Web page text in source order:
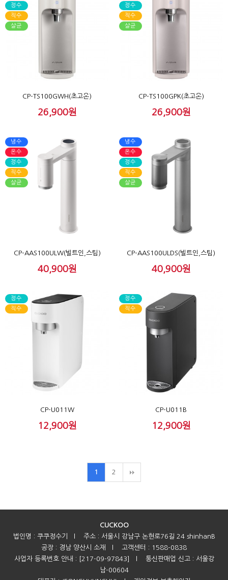
CP-TS100GWH(초고온)
26,900원
정수
직수
살균
CP-TS100GPK(초고온)
26,900원
정수
직수
살균
CP-AAS100ULW(빌트인,스팀)
40,900원
냉수
온수
정수
직수
살균
CP-AAS100ULDS(빌트인,스팀)
40,900원
냉수
온수
정수
직수
살균
CP-U011W
12,900원
정수
직수
CP-U011B
12,900원
정수
직수
1 2
CUCKOO
법인명 : 쿠쿠정수기
주소 : 서울시 강남구 논현로76길 24 shinhanB
공장 : 경남 양산시 소재
고객센터 : 1588-0838
사업자 등록번호 안내 : [217-09-97843]
통신판매업 신고 : 서울강
남-00604